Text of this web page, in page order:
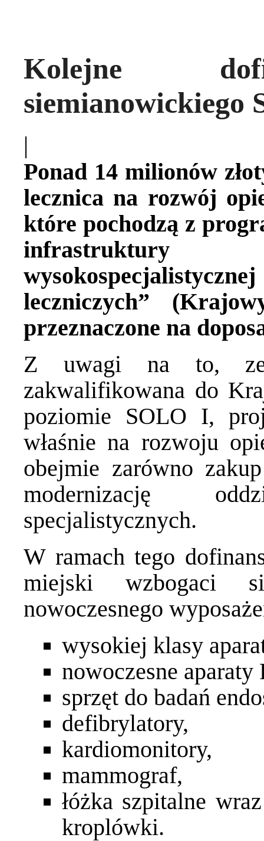
Kolejne
siemianowickiego
|
Ponad 14 milionów
lecznica na rozwój
które pochodzą z
leczniczych”
przeznaczone na
Z uwagi na to, ze
zakwalifikowana do
poziomie SOLO I,
właśnie na rozwoju
obejmie zarówno
modernizację
specjalistycznych.
W ramach tego
miejski wzbogaci
nowoczesnego
wysokiej klasy
nowoczesne aparaty
sprzęt do badań
defibrylatory,
kardiomonitory,
mammograf,
łóżka szpitalne
kroplówki.